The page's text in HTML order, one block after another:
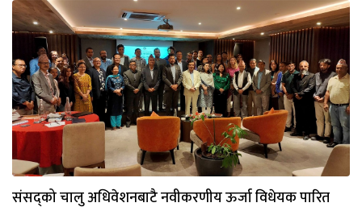
संसद्को चालु अधिवेशनबाटै नवीकरणीय ऊर्जा विधेयक पारित